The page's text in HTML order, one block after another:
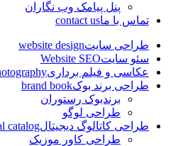
پنل پیامک وب نگاران
تماس با ماcontact us
طراحی سایتwebsite design
سئو سایتWebsite SEO
عکاسی و فیلم برداری
طراحی برند بوکbrand book
برندبوک رستوران
طراحی لوگو
طراحی کاتالوگ دیجیتالcatalog
طراحی کاور موزیک